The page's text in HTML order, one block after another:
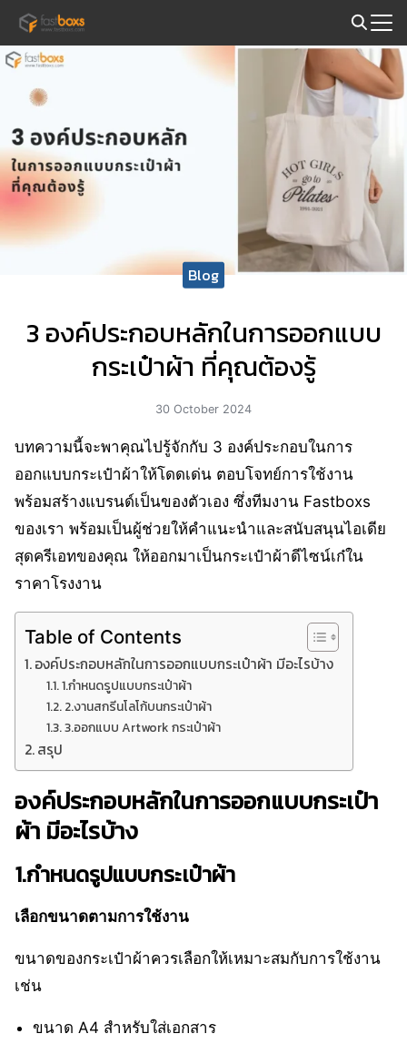
Skip
content
Search
for:
Blog
3 องค์ประกอบหลักในการออกแบบ
กระเป๋าผ้า ที่คุณต้องรู้
30 October 2024
บทความนี้จะพาคุณไปรู้จักกับ 3 องค์ประกอบในการ
ออกแบบกระเป๋าผ้าให้โดดเด่น ตอบโจทย์การใช้งาน
พร้อมสร้างแบรนด์เป็นของตัวเอง ซึ่งทีมงาน Fastboxs
ของเรา พร้อมเป็นผู้ช่วยให้คำแนะนำและสนับสนุนไอเดีย
สุดครีเอทของคุณ ให้ออกมาเป็นกระเป๋าผ้าดีไซน์เก๋ใน
ราคาโรงงาน
Table of Contents
องค์ประกอบหลักในการออกแบบกระเป๋าผ้า มีอะไรบ้าง
1.กำหนดรูปแบบกระเป๋าผ้า
2.งานสกรีนโลโก้บนกระเป๋าผ้า
3.ออกแบบ Artwork กระเป๋าผ้า
สรุป
องค์ประกอบหลักในการออกแบบกระเป๋า
ผ้า มีอะไรบ้าง
1.กำหนดรูปแบบกระเป๋าผ้า
เลือกขนาดตามการใช้งาน
ขนาดของกระเป๋าผ้าควรเลือกให้เหมาะสมกับการใช้งาน
เช่น
ขนาด A4 สำหรับใส่เอกสาร